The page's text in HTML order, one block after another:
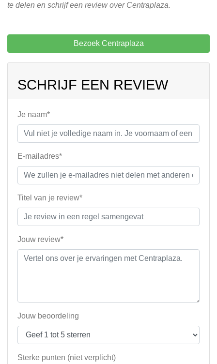
te delen en schrijf een review over Centraplaza.
Bezoek Centraplaza
SCHRIJF EEN REVIEW
Je naam*
E-mailadres*
Titel van je review*
Jouw review*
Jouw beoordeling
Sterke punten (niet verplicht)